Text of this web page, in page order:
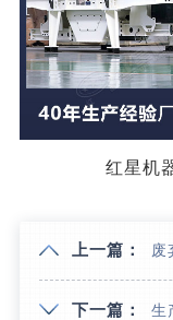
红星机
上一篇： 废
下一篇： 生